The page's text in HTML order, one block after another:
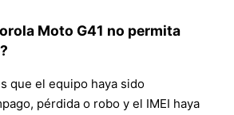
Moto G41 no permita
que el equipo haya sido
pérdida o robo y el IMEI haya